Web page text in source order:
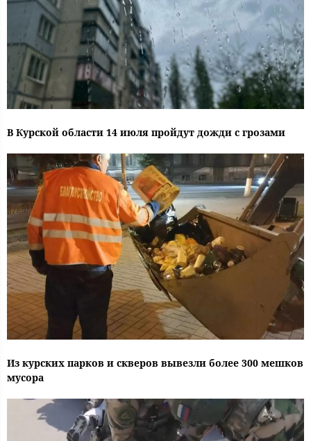
В Курской области 14 июля пройдут дожди с грозами
Из курских парков и скверов вывезли более 300 мешков
мусора